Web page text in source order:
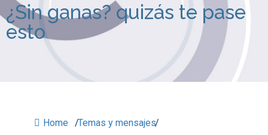
¿Sin ganas? quizás te pase
esto
Home /Temas y mensajes/